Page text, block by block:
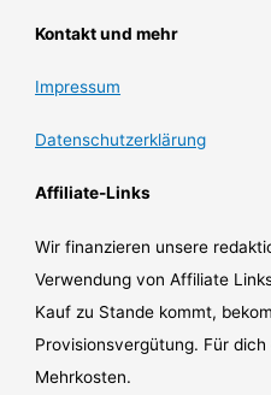
Kontakt und mehr
Impressum
Datenschutzerklärung
Affiliate-Links
Wir finanzieren unsere
Verwendung von Affiliate
Kauf zu Stande kommt,
Provisionsvergütung. Für
Mehrkosten.